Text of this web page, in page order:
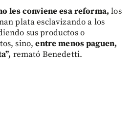
les conviene esa reforma,los
plata esclavizando a los
sus productos o
sino,entre menos paguen,
remató Benedetti.